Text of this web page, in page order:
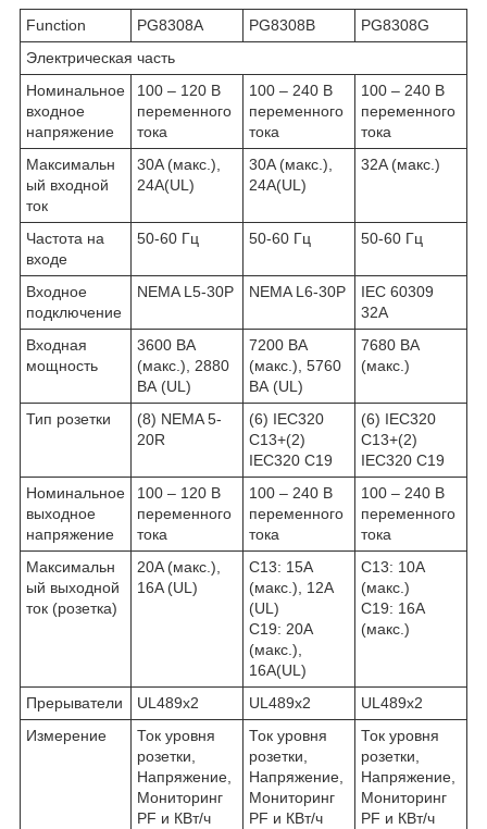
Function PG8308A PG8308B
PG8308G
Электрическая часть
Номинальное
входное
напряжение
100 – 120 В
переменного
тока
100 – 240 В
переменного
тока
100 – 240 В
переменного
тока
Максимальн
ый входной
ток
30A (макс.),
24A(UL)
30A (макс.),
24A(UL)
32A (макс.)
Частота на
входе
50-60 Гц 50-60 Гц 50-60 Гц
Входное
подключение
NEMA L5-30P NEMA L6-30P
IEC 60309
32A
Входная
мощность
3600 ВА
(макс.), 2880
ВА (UL)
7200 ВА
(макс.), 5760
ВА (UL)
7680 ВА
(макс.)
Тип розетки
(8) NEMA 5-
20R
(6) IEC320
C13+(2)
IEC320 C19
(6) IEC320
C13+(2)
IEC320 C19
Номинальное
выходное
напряжение
100 – 120 В
переменного
тока
100 – 240 В
переменного
тока
100 – 240 В
переменного
тока
Максимальн
ый выходной
ток (розетка)
20A (макс.),
16A (UL)
C13: 15A
(макс.), 12A
(UL)
C19: 20A
(макс.),
16A(UL)
C13: 10A
(макс.)
C19: 16A
(макс.)
Прерыватели UL489x2 UL489x2
UL489x2
Измерение
Ток уровня
розетки,
Напряжение,
Мониторинг
PF и КВт/ч
Ток уровня
розетки,
Напряжение,
Мониторинг
PF и КВт/ч
Ток уровня
розетки,
Напряжение,
Мониторинг
PF и КВт/ч